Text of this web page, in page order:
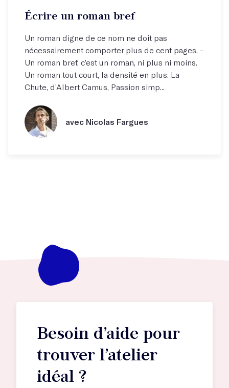
Écrire un roman bref
Un roman digne de ce nom ne doit pas
nécessairement comporter plus de cent pages. -
Un roman bref, c’est un roman, ni plus ni moins.
Un roman tout court, la densité en plus. La
Chute, d’Albert Camus, Passion simp...
avec Nicolas Fargues
Besoin d’aide pour
trouver l’atelier
idéal ?